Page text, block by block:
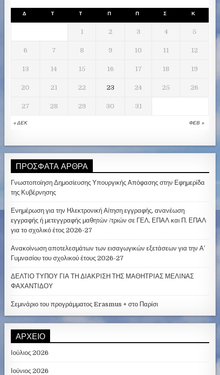
Δ Τ Τ Π Π Σ Κ
« ΔΕΚ ΦΕΒ »
1 2 3 4 5
6 7 8 9 10 11 12
13 14 15 16 17 18 19
20 21 22 23 24 25 26
27 28 29 30 31
ΠΡΌΣΦΑΤΑ ΆΡΘΡΑ
Γνωστοποίηση Δημοσίευσης Υπουργικής Απόφασης στην Εφημερίδα
της Κυβέρνησης
Ενημέρωση για την Ηλεκτρονική Αίτηση εγγραφής, ανανέωση
εγγραφής ή μετεγγραφής μαθητών /τριών σε ΓΕΛ, ΕΠΑΛ και Π. ΕΠΑΛ
για το σχολικό έτος 2026-27
Ανακοίνωση αποτελεσμάτων των εισαγωγικών εξετάσεων για την Α’
Γυμνασίου του σχολικού έτους 2026-27
ΔΕΛΤΙΟ ΤΥΠΟΥ ΓΙΑ ΤΗ ΔΙΑΚΡΙΣΗ ΤΗΣ ΜΑΘΗΤΡΙΑΣ ΜΕΛΙΝΑΣ
ΦΑΧΑΝΤΙΔΟΥ
Σεμινάριο του προγράμματος Erasmus + στο Παρίσι
ΑΡΧΕΊΟ
Ιούλιος 2026
Ιούνιος 2026